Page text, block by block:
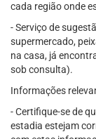
cada região onde
- Serviço de
supermercado,
na casa, já
sob consulta).
Informações
- Certifique-se de
estadia estejam